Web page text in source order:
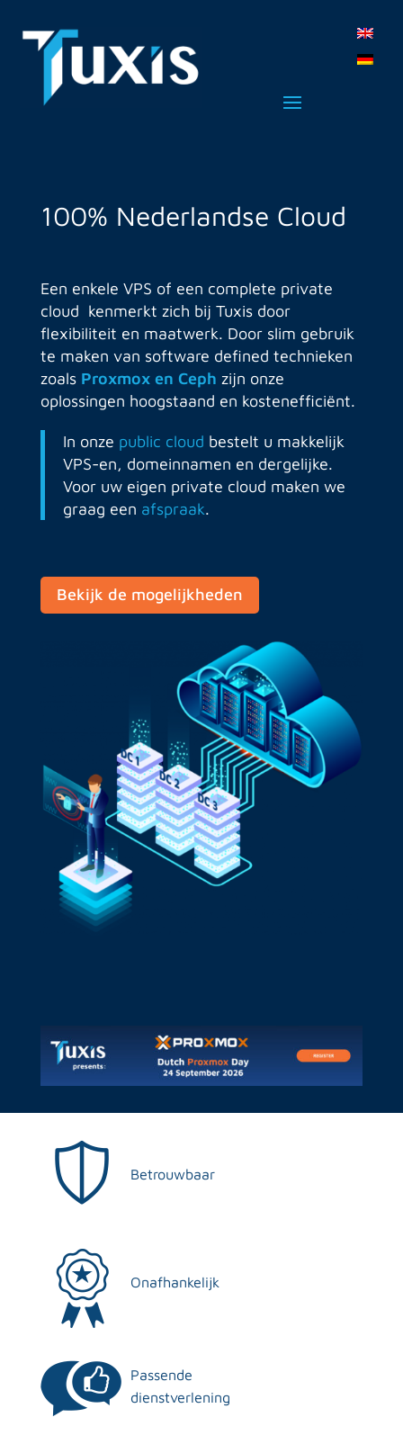
100% Nederlandse Cloud
Een enkele VPS of een complete private
cloud kenmerkt zich bij Tuxis door
flexibiliteit en maatwerk. Door slim gebruik
te maken van software defined technieken
zoals Proxmox en Ceph zijn onze
oplossingen hoogstaand en kostenefficiënt.
In onze public cloud bestelt u makkelijk
VPS-en, domeinnamen en dergelijke.
Voor uw eigen private cloud maken we
graag een afspraak.
Bekijk de mogelijkheden
Betrouwbaar
Onafhankelijk
Passende
dienstverlening